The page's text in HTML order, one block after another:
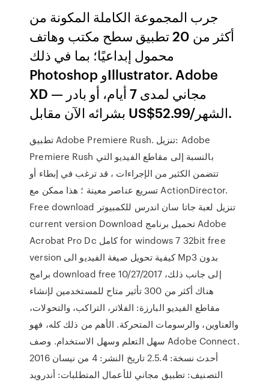
جرب المجموعة الكاملة المكونة من
أكثر من 20 تطبيق سطح مكتب وهاتف
محمول إبداعيًا؛ بما في ذلك
Photoshop وIllustrator. Adobe
XD — مجاني لمدى 7 أيام، أو بادر
بشرائه الآن مقابل US$52.99/الشهر.
تطبيق Adobe Premiere Rush. تنزيل: Adobe
Premiere Rush بالنسبة إلى مقاطع الفيديو التي
تتضمن الكثير من الإجراءات ، قد ترغب في إبطاء أو
تسريع عناصر معينة ؛ هذا ممكن مع ActionDirector.
Free download تنزيل لعبة جاتا سان اندرس للكمبيوتر
current version Download تحميل برنامج Adobe
Acrobat Pro Dc كامل for windows 7 32bit free
version كيفية تحويل صيغة الفيديو الى Mp3 بدون
برامج download free 10/27/2017 إلى جانب ذلك،
هناك أكثر من 300 تأثير متاح للمستخدمين لإنشاء
مقاطع الفيديو البارزة: الفلاتر، التراكب، والتحولات،
والعناوين، والرسومات المتحركة. الأهم من ذلك كله، فهو
سهل التعلم وسهل الاستخدام. وصف Adobe Connect.
أحدث نسخة: 2.5.4 تاريخ النشر: 4 من نيسان 2016
التصنيف: تطبيق مجاني للأعمال المتطلبات: أندرويد